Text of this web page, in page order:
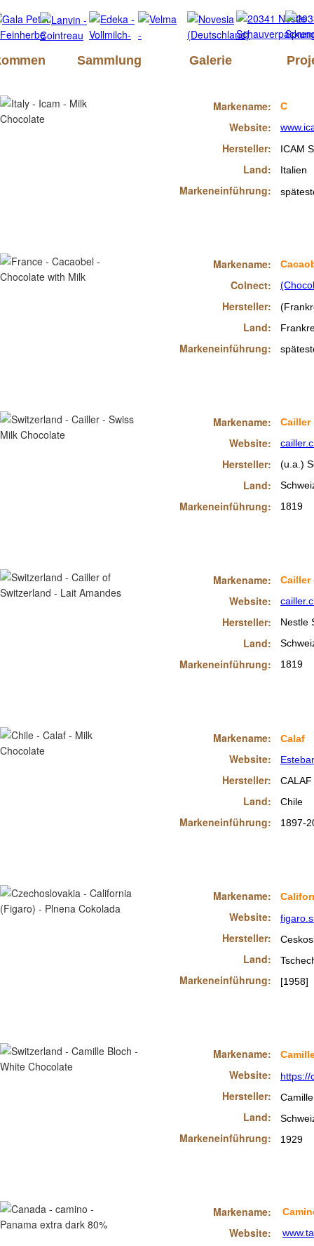
Sammlung Galerie
Markename:
Website:
Hersteller:
Land:
Markeneinführung:
C
ICAM
Italien
Markename:
Website:
Hersteller:
Land:
Markeneinführung:
Cailler
(u.a.)
1819
Markename:
Website:
Hersteller:
Land:
Markeneinführung:
Markename:
Website:
Hersteller:
Land:
Markeneinführung:
https://
1929
Markename:
Website:
Markename:
Colnect:
Hersteller:
Land:
Markeneinführung:
Markename:
Website:
Hersteller:
Land:
Markeneinführung:
Cailler
Nestle
1819
Markename:
Website:
Hersteller:
Land:
Markeneinführung:
[1958]
Calaf
Chile
1897-